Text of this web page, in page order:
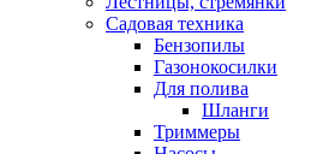
Садовая техника
Бензопилы
Газонокосилки
Для полива
Шланги
Триммеры